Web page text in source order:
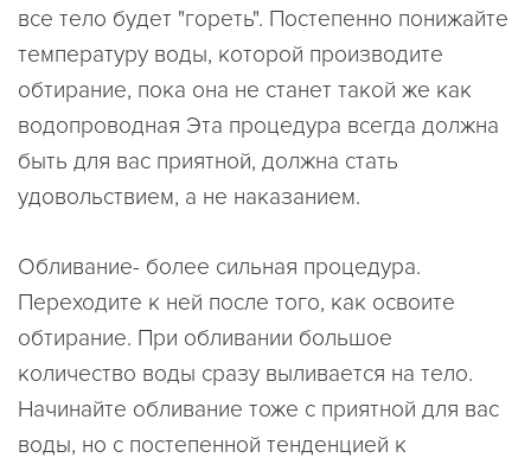
все тело будет "гореть". Постепенно понижайте
температуру воды, которой производите
обтирание, пока она не станет такой же как
водопроводная Эта процедура всегда должна
быть для вас приятной, должна стать
удовольствием, а не наказанием.
Обливание- более сильная процедура.
Переходите к ней после того, как освоите
обтирание. При обливании большое
количество воды сразу выливается на тело.
Начинайте обливание тоже с приятной для вас
воды, но с постепенной тенденцией к